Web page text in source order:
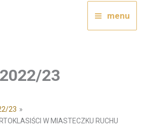
menu
23
23 »
W MIASTECZKU RUCHU